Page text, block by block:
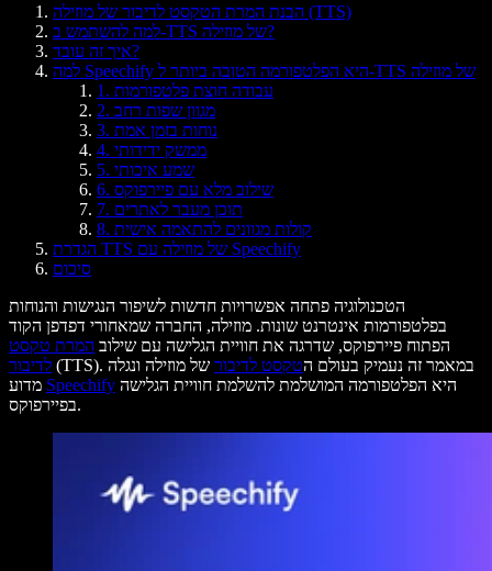
הבנת המרת הטקסט לדיבור של מוזילה (TTS)
למה להשתמש ב-TTS של מוזילה?
איך זה עובד?
למה Speechify היא הפלטפורמה הטובה ביותר ל-TTS של מוזילה
1. עבודה חוצת פלטפורמות
2. מגוון שפות רחב
3. נוחות בזמן אמת
4. ממשק ידידותי
5. שמע איכותי
6. שילוב מלא עם פיירפוקס
7. תוכן מעבר לאתרים
8. קולות מגוונים להתאמה אישית
הגדרת TTS של מוזילה עם Speechify
סיכום
הטכנולוגיה פתחה אפשרויות חדשות לשיפור הנגישות והנוחות
בפלטפורמות אינטרנט שונות. מוזילה, החברה שמאחורי דפדפן הקוד
הפתוח פיירפוקס, שדרגה את חוויית הגלישה עם שילוב המרת טקסט
לדיבור
(TTS). במאמר זה נעמיק בעולם הטקסט לדיבור של מוזילה ונגלה
Speechify
בפיירפוקס.